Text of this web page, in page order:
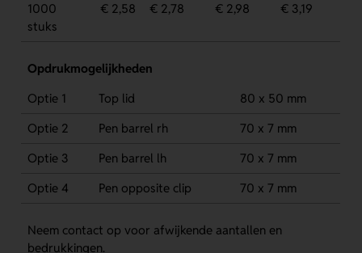
1000
stuks
€ 2,58 € 2,78 € 2,98 € 3,19
Opdrukmogelijkheden
Optie 1
Top lid
80 x 50 mm
Optie 2
Pen barrel rh
70 x 7 mm
Optie 3
Pen barrel lh
70 x 7 mm
Optie 4
Pen opposite clip 70 x 7 mm
Neem contact op voor afwijkende aantallen en
bedrukkingen.